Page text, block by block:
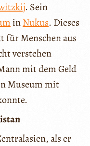
. Sein
inNukus. Dieses
für Menschen aus
verstehen
mit dem Geld
Museum mit
als er